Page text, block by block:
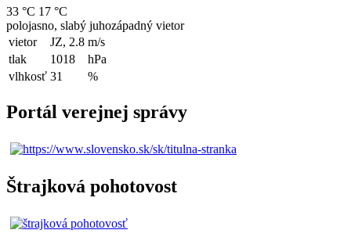
33 °C 17 °C
polojasno, slabý juhozápadný vietor
vietor
JZ, 2.8 m/s
tlak
1018
hPa
vlhkosť 31 %
Portál verejnej správy
Štrajková pohotovost